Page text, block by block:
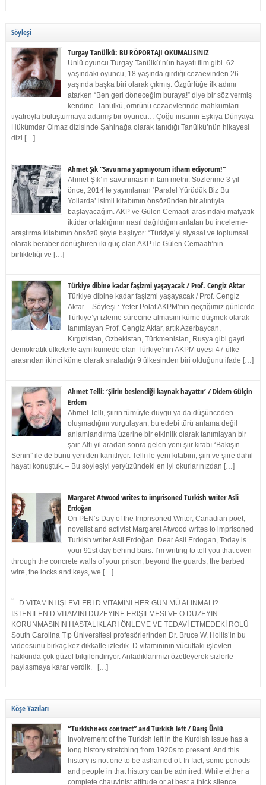
Söyleşi
Turgay Tanülkü: BU RÖPORTAJI OKUMALISINIZ
Ünlü oyuncu Turgay Tanülkü’nün hayatı film gibi. 62
yaşındaki oyuncu, 18 yaşında girdiği cezaevinden 26
yaşında başka biri olarak çıkmış. Özgürlüğe ilk adımı
atarken “Ben geri döneceğim buraya!” diye bir söz vermiş
kendine. Tanülkü, ömrünü cezaevlerinde mahkumları
tiyatroyla buluşturmaya adamış bir oyuncu… Çoğu insanın Eşkıya Dünyaya
Hükümdar Olmaz dizisinde Şahinağa olarak tanıdığı Tanülkü’nün hikayesi
dizi […]
Ahmet Şık “Savunma yapmıyorum itham ediyorum!”
Ahmet Şık’ın savunmasının tam metni: Sözlerime 3 yıl
önce, 2014’te yayımlanan ‘Paralel Yürüdük Biz Bu
Yollarda’ isimli kitabımın önsözünden bir alıntıyla
başlayacağım. AKP ve Gülen Cemaati arasındaki mafyatik
iktidar ortaklığının nasıl dağıldığını anlatan bu inceleme-
araştırma kitabımın önsözü şöyle başlıyor: “Türkiye’yi siyasal ve toplumsal
olarak beraber dönüştüren iki güç olan AKP ile Gülen Cemaati’nin
birlikteliği ve […]
Türkiye dibine kadar faşizmi yaşayacak / Prof. Cengiz Aktar
Türkiye dibine kadar faşizmi yaşayacak / Prof. Cengiz
Aktar – Söyleşi : Yeter Polat AKPM’nin geçtiğimiz günlerde
Türkiye’yi izleme sürecine almasını küme düşmek olarak
tanımlayan Prof. Cengiz Aktar, artık Azerbaycan,
Kırgızistan, Özbekistan, Türkmenistan, Rusya gibi gayri
demokratik ülkelerle aynı kümede olan Türkiye’nin AKPM üyesi 47 ülke
arasından ikinci küme olarak sıraladığı 9 ülkesinden biri olduğunu ifade […]
Ahmet Telli: ‘Şiirin beslendiği kaynak hayattır’ / Didem Gülçin
Erdem
Ahmet Telli, şiirin tümüyle duygu ya da düşünceden
oluşmadığını vurgulayan, bu edebi türü anlama değil
anlamlandırma üzerine bir etkinlik olarak tanımlayan bir
şair. Altı yıl aradan sonra gelen yeni şiir kitabı “Bakışın
Senin” ile de bunu yeniden kanıtlıyor. Telli ile yeni kitabını, şiiri ve şiire dahil
hayatı konuştuk. – Bu söyleşiyi yeryüzündeki en iyi okurlarınızdan […]
Margaret Atwood writes to imprisoned Turkish writer Asli
Erdoğan
On PEN’s Day of the Imprisoned Writer, Canadian poet,
novelist and activist Margaret Atwood writes to imprisoned
Turkish writer Asli Erdoğan. Dear Asli Erdogan, Today is
your 91st day behind bars. I’m writing to tell you that even
through the concrete walls of your prison, beyond the guards, the barbed
wire, the locks and keys, we […]
D VİTAMİNİ İŞLEVLERİ D VİTAMİNİ HER GÜN MÜ ALINMALI?
İSTENİLEN D VİTAMİNİ DÜZEYİNE ERİŞİLMESİ VE O DÜZEYİN
KORUNMASININ HASTALIKLARI ÖNLEME VE TEDAVİ ETMEDEKİ ROLÜ
South Carolina Tıp Üniversitesi profesörlerinden Dr. Bruce W. Hollis’in bu
videosunu birkaç kez dikkatle izledik. D vitamininin vücuttaki işlevleri
hakkında çok güzel bilgilendiriyor. Anladıklarımızı özetleyerek sizlerle
paylaşmaya karar verdik. […]
Köşe Yazıları
“Turkishness contract” and Turkish left / Barış Ünlü
Involvement of the Turkish left in the Kurdish issue has a
long history stretching from 1920s to present. And this
history is not one to be ashamed of. In fact, some periods
and people in that history can be admired. While either a
complete chauvinist attitude or at best a thick silence